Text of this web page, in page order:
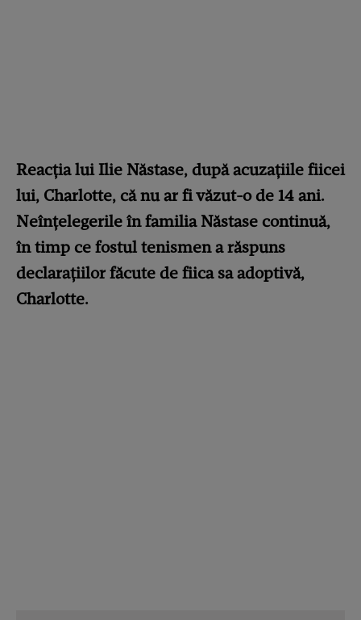
Reacția lui Ilie Năstase, după acuzațiile fiicei
lui, Charlotte, că nu ar fi văzut-o de 14 ani.
Neînțelegerile în familia Năstase continuă,
în timp ce fostul tenismen a răspuns
declarațiilor făcute de fiica sa adoptivă,
Charlotte.